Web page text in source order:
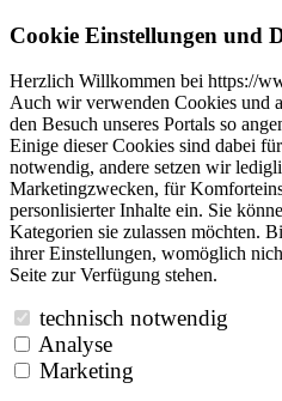
Cookie Einstellungen und
Herzlich Willkommen bei https://
Auch wir verwenden Cookies und
den Besuch unseres Portals so
Einige dieser Cookies sind dabei
notwendig, andere setzen wir
Marketingzwecken, für
personlisierter Inhalte ein. Sie
Kategorien sie zulassen möchten.
ihrer Einstellungen, womöglich
Seite zur Verfügung stehen.
technisch notwendig
Analyse
Marketing